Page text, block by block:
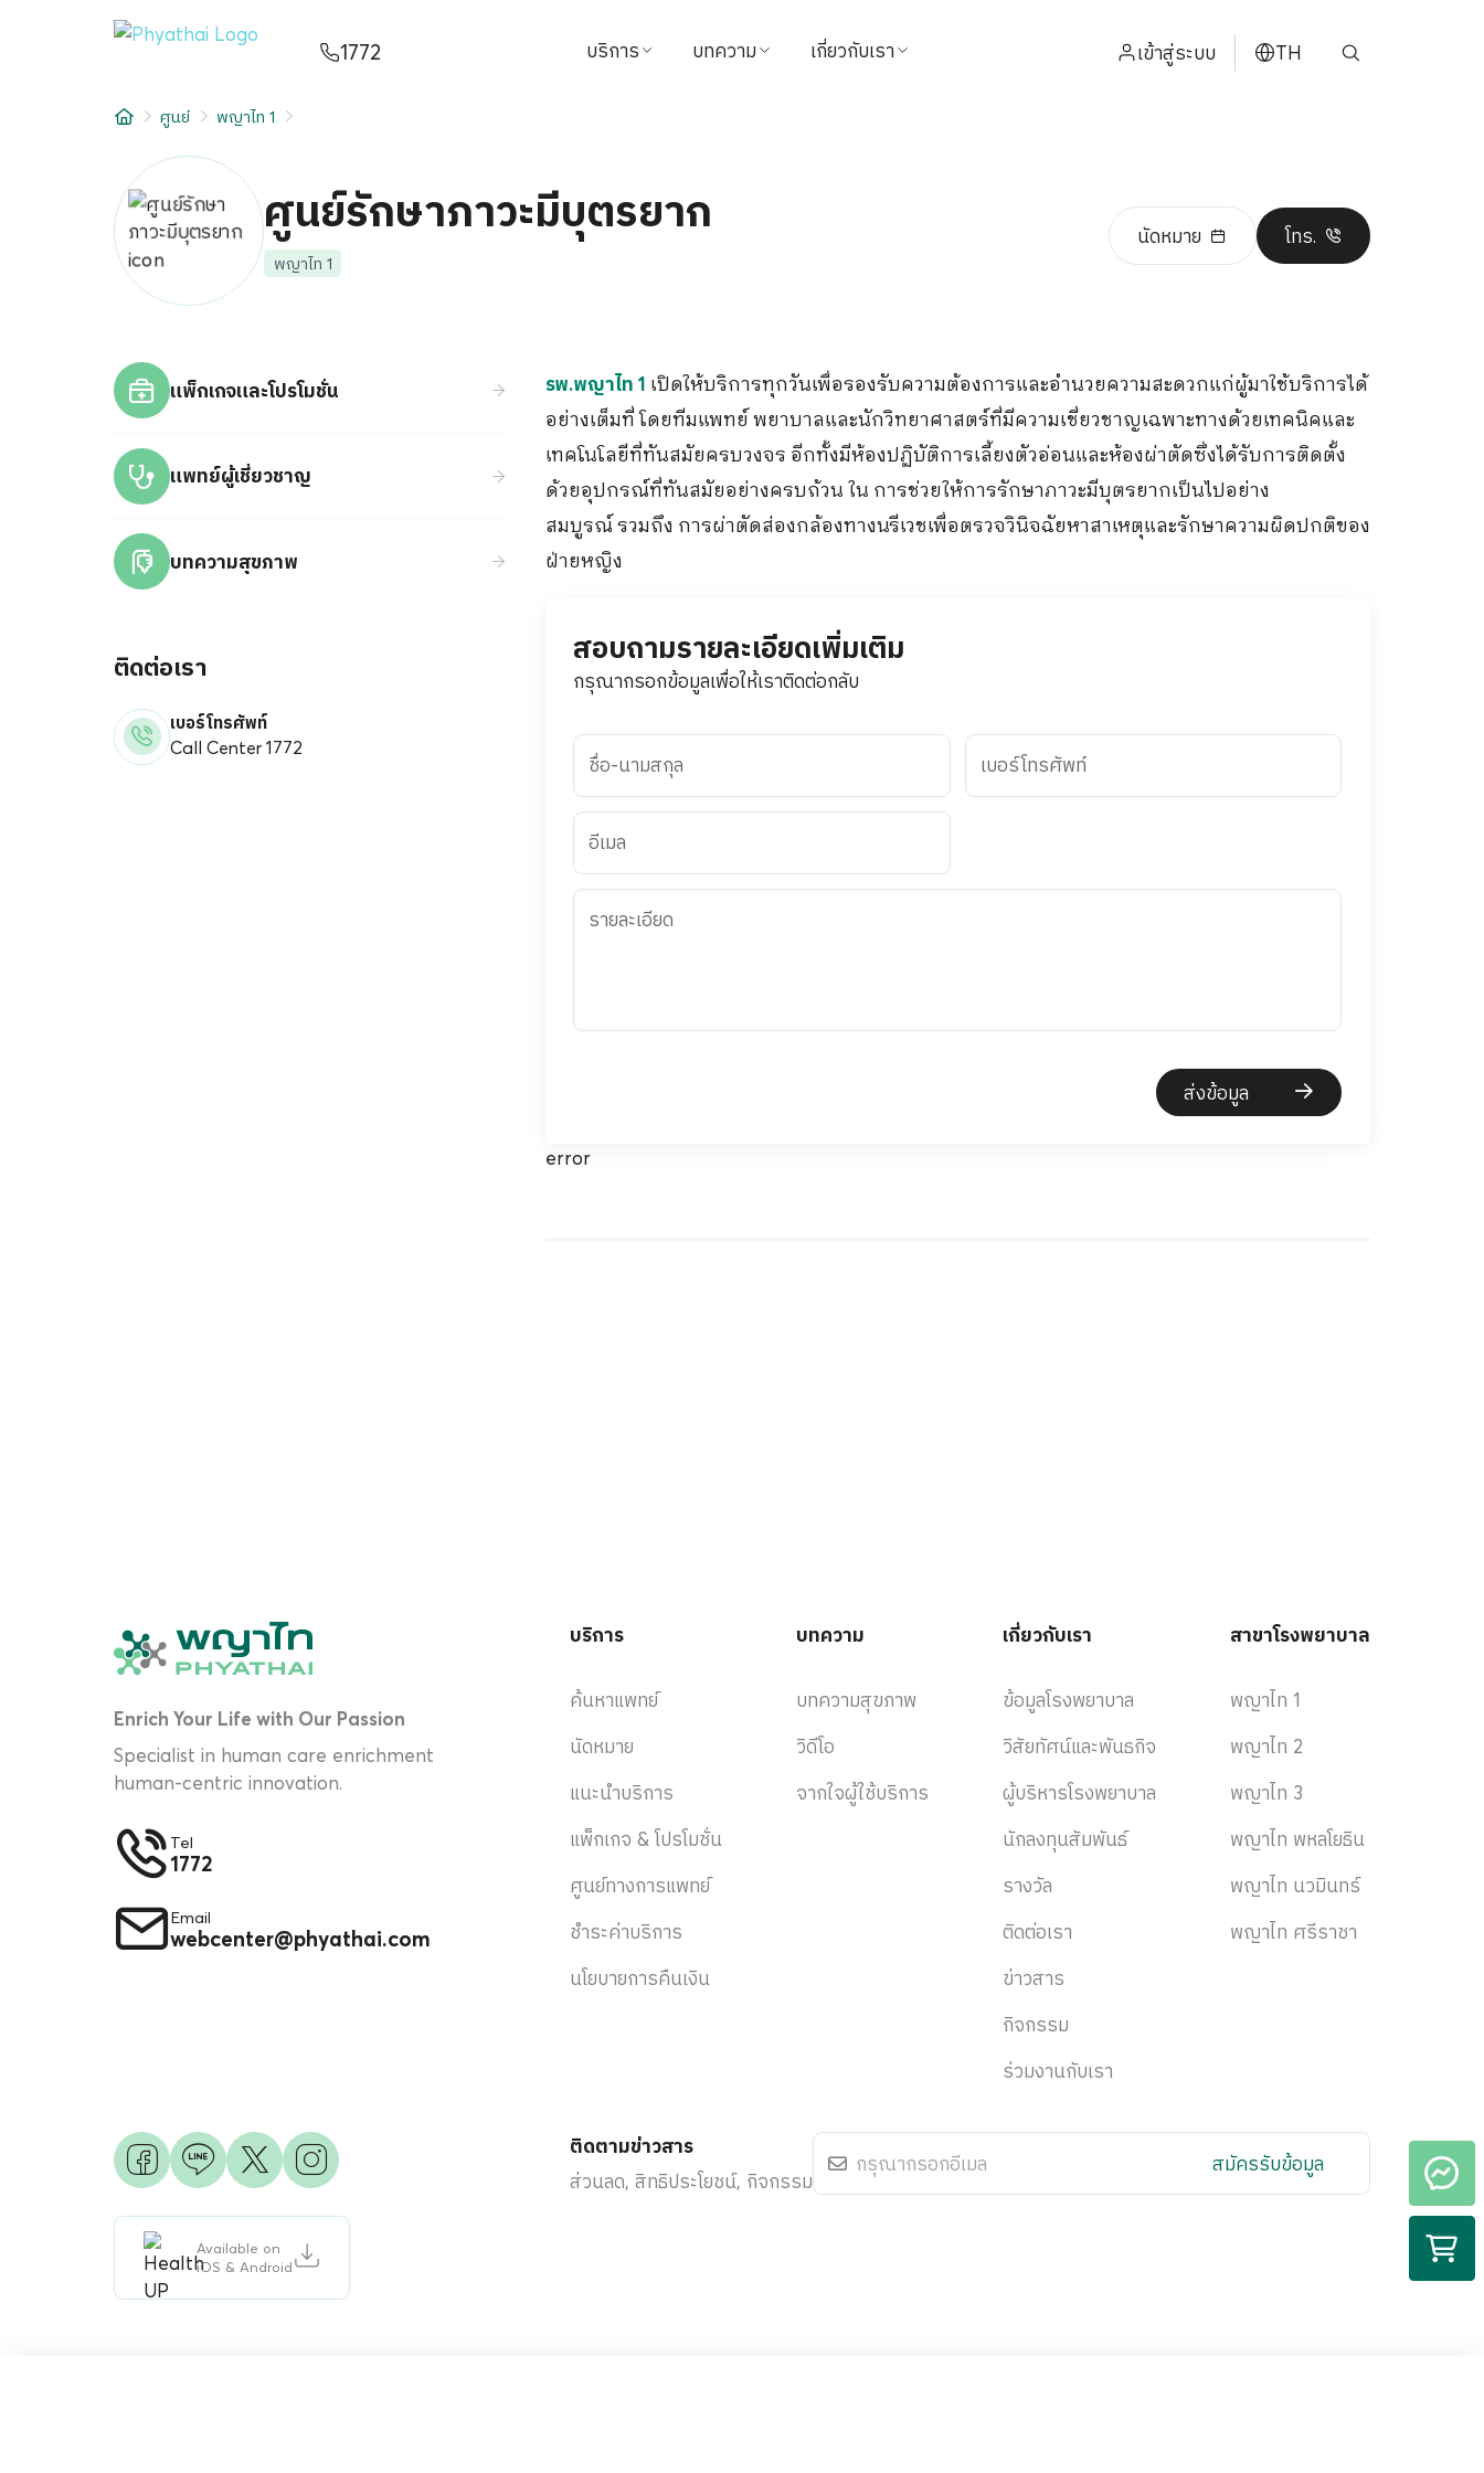
1772 บริการ
แนะนำบริการ
ชำระค่าบริการ
นโยบายการคืนเงิน
ขอประวัติการรักษา
บทความ
จากใจผู้ใช้บริการ
เกี่ยวกับเรา
ติดต่อเรา
ข่าวสาร
เข้าสู่ระบบ TH
日本
English
บทความ
เกี่ยวกับเรา
สาขาโรงพยาบาล
ศูนย์ พญาไท 1
ศูนย์รักษาภาวะมีบุตรยาก
พญาไท 1
นัดหมาย โทร.
แพ็กเกจและโปรโมชั่น
แพทย์ผู้เชี่ยวชาญ
บทความสุขภาพ
ติดต่อเรา
เบอร์โทรศัพท์
Call Center 1772
รพ.พญาไท 1 เปิดให้บริการทุกวันเพื่อรองรับความต้องการและอำนวยความสะดวกแก่ผู้มาใช้บริการได้
อย่างเต็มที่ โดยทีมแพทย์ พยาบาลและนักวิทยาศาสตร์ที่มีความเชี่ยวชาญเฉพาะทางด้วยเทคนิคและ
เทคโนโลยีที่ทันสมัยครบวงจร อีกทั้งมีห้องปฏิบัติการเลี้ยงตัวอ่อนและห้องผ่าตัดซึ่งได้รับการติดตั้ง
ด้วยอุปกรณ์ที่ทันสมัยอย่างครบถ้วน ใน การช่วยให้การรักษาภาวะมีบุตรยากเป็นไปอย่าง
สมบูรณ์ รวมถึง การผ่าตัดส่องกล้องทางนรีเวชเพื่อตรวจวินิจฉัยหาสาเหตุและรักษาความผิดปกติของ
ฝ่ายหญิง
สอบถามรายละเอียดเพิ่มเติม
กรุณากรอกข้อมูลเพื่อให้เราติดต่อกลับ
ชื่อ-นามสกุล เบอร์โทรศัพท์
อีเมล
รายละเอียด
ส่งข้อมูล
error
Enrich Your Life with Our Passion
Specialist in human care enrichment
human-centric innovation.
Tel
1772
Email
webcenter@phyathai.com
บริการ
ค้นหาแพทย์
นัดหมาย
แนะนำบริการ
แพ็กเกจ & โปรโมชั่น
ศูนย์ทางการแพทย์
ชำระค่าบริการ
นโยบายการคืนเงิน
บทความ
บทความสุขภาพ
วิดีโอ
จากใจผู้ใช้บริการ
เกี่ยวกับเรา
ข้อมูลโรงพยาบาล
วิสัยทัศน์และพันธกิจ
ผู้บริหารโรงพยาบาล
นักลงทุนสัมพันธ์
รางวัล
ติดต่อเรา
ข่าวสาร
กิจกรรม
ร่วมงานกับเรา
สาขาโรงพยาบาล
พญาไท 1
พญาไท 2
พญาไท 3
พญาไท พหลโยธิน
พญาไท นวมินทร์
พญาไท ศรีราชา
Available on
iOS & Android
ติดตามข่าวสาร
ส่วนลด, สิทธิประโยชน์, กิจกรรม
สมัครรับข้อมูล